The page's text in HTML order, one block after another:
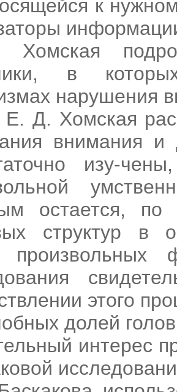
к
в
нарушения
Д. Хомская
внимания
изу-
остается,
структур в
этого
долей
интерес